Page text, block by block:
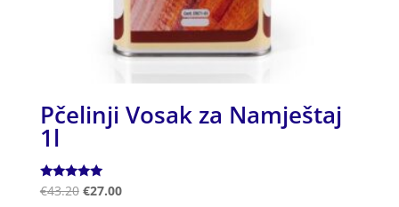
Pčelinji Vosak za Namještaj
1l
Ocjenjeno
5.00
€43.20 €27.00